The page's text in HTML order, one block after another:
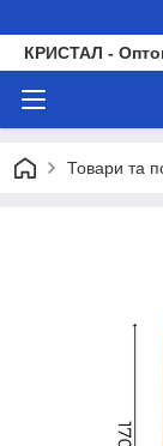
КРИСТАЛ -
Товари та